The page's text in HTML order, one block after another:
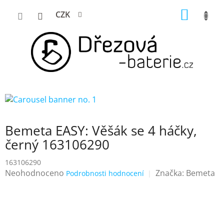
CZK
Bemeta EASY: Věšák se 4 háčky,
černý 163106290
163106290
Průměrné
Neohodnoceno Podrobnosti hodnocení Značka: Bemeta